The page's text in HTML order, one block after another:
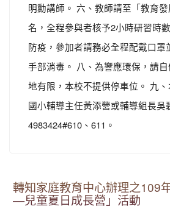
明勳講師。 六、教師請至「教育
名，全程參與者核予2小時研習時
防疫，參加者請務必全程配戴口罩
手部消毒。 八、為響應環保，請
地有限，本校不提供停車位。 九
國小輔導主任黃添營或輔導組長吳
4983424#610、611。
轉知家庭教育中心辦理之109
—兒童夏日成長營」活動